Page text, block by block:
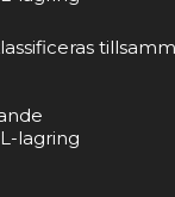
lagring